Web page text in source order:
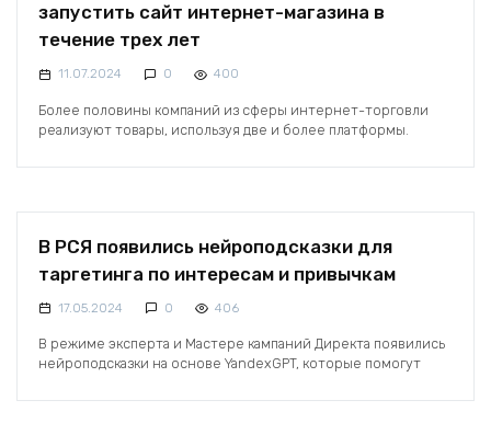
запустить сайт интернет-магазина в
течение трех лет
11.07.2024 0 400
Более половины компаний из сферы интернет-торговли
реализуют товары, используя две и более платформы.
В РСЯ появились нейроподсказки для
таргетинга по интересам и привычкам
17.05.2024 0 406
В режиме эксперта и Мастере кампаний Директа появились
нейроподсказки на основе YandexGPT, которые помогут